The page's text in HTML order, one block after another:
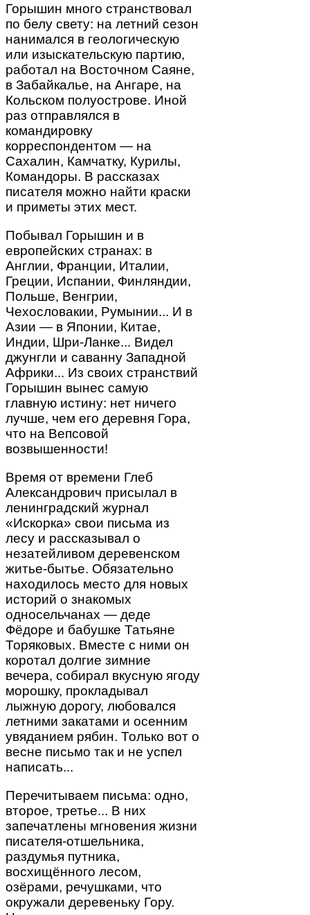
Горышин много странствовал
по белу свету: на летний сезон
нанимался в геологическую
или изыскательскую партию,
работал на Восточном Саяне,
в Забайкалье, на Ангаре, на
Кольском полуострове. Иной
раз отправлялся в
командировку
корреспондентом — на
Сахалин, Камчатку, Курилы,
Командоры. В рассказах
писателя можно найти краски
и приметы этих мест.
Побывал Горышин и в
европейских странах: в
Англии, Франции, Италии,
Греции, Испании, Финляндии,
Польше, Венгрии,
Чехословакии, Румынии... И в
Азии — в Японии, Китае,
Индии, Шри-Ланке... Видел
джунгли и саванну Западной
Африки... Из своих странствий
Горышин вынес самую
главную истину: нет ничего
лучше, чем его деревня Гора,
что на Вепсовой
возвышенности!
Время от времени Глеб
Александрович присылал в
ленинградский журнал
«Искорка» свои письма из
лесу и рассказывал о
незатейливом деревенском
житье-бытье. Обязательно
находилось место для новых
историй о знакомых
односельчанах — деде
Фёдоре и бабушке Татьяне
Торяковых. Вместе с ними он
коротал долгие зимние
вечера, собирал вкусную ягоду
морошку, прокладывал
лыжную дорогу, любовался
летними закатами и осенним
увяданием рябин. Только вот о
весне письмо так и не успел
написать...
Перечитываем письма: одно,
второе, третье... В них
запечатлены мгновения жизни
писателя-отшельника,
раздумья путника,
восхищённого лесом,
озёрами, речушками, что
окружали деревеньку Гору.